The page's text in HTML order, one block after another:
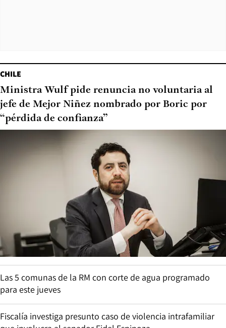
CHILE
Ministra Wulf pide renuncia no voluntaria al
jefe de Mejor Niñez nombrado por Boric por
“pérdida de confianza”
Las 5 comunas de la RM con corte de agua programado
para este jueves
Fiscalía investiga presunto caso de violencia intrafamiliar